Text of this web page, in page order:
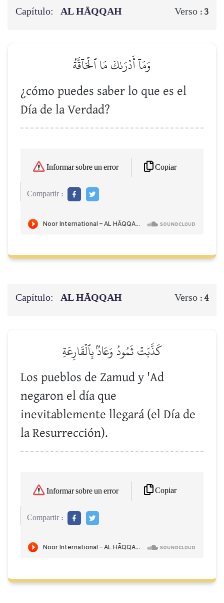
Capítulo: AL HĀQQAH Verso :3
وَمَآ أَدۡرَىٰكَ مَا ٱلۡحَآقَّةُ
¿cómo puedes saber lo que es el
Día de la Verdad?
Informar sobre un error Copiar
Compartir :
Capítulo: AL HĀQQAH Verso :4
كَذَّبَتۡ ثَمُودُ وَعَادُۢ بِٱلۡقَارِعَةِ
Los pueblos de Zamud y 'Ad
negaron el día que
inevitablemente llegará (el Día de
la Resurrección).
Informar sobre un error Copiar
Compartir :